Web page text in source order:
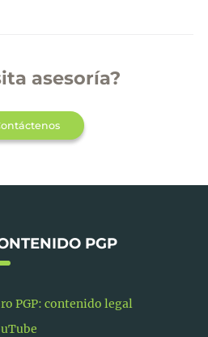
asesoría?
PGP
PGP: contenido legal